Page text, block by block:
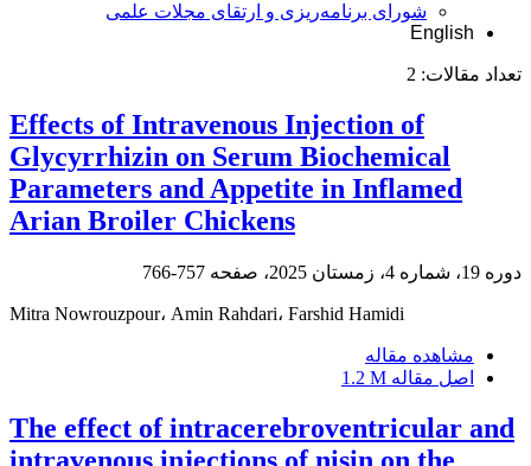
شورای برنامه‌ریزی و ارتقای مجلات علمی
English
تعداد مقالات: 2
Effects of Intravenous Injection of
Glycyrrhizin on Serum Biochemical
Parameters and Appetite in Inflamed
Arian Broiler Chickens
دوره 19، شماره 4، زمستان 2025، صفحه 757-766
Mitra Nowrouzpour، Amin Rahdari، Farshid Hamidi
مشاهده مقاله
اصل مقاله 1.2 M
The effect of intracerebroventricular and
intravenous injections of nisin on the